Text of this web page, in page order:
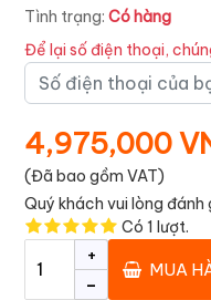
Tình trạng: Có hàng
Để lại số điện thoại,
4,975,000
(Đã bao gồm VAT)
Quý khách vui lòng đánh
Có 1 lượt.
-
+
MUA